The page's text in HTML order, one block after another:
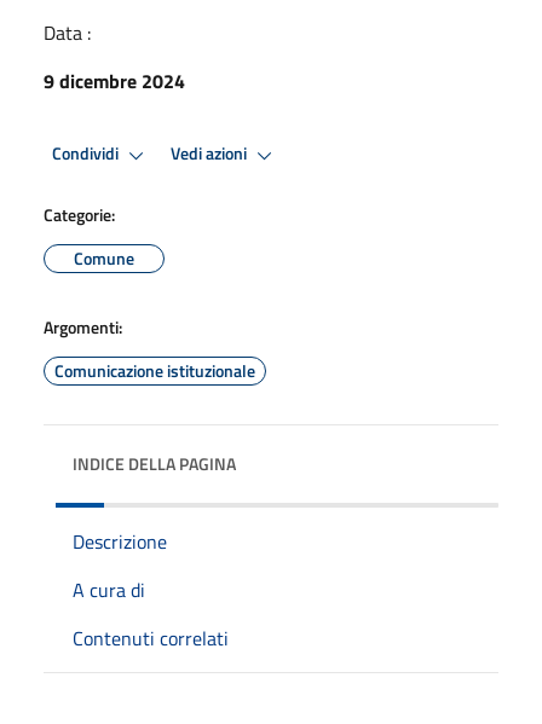
Data :
9 dicembre 2024
Condividi Vedi azioni
Categorie:
Comune
Argomenti:
Comunicazione istituzionale
INDICE DELLA PAGINA
Descrizione
A cura di
Contenuti correlati